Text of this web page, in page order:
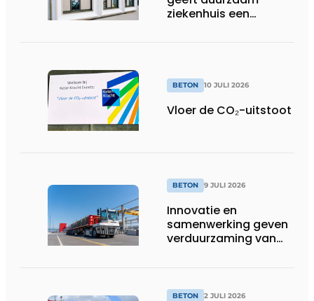
ziekenhuis een
BETON 10 JULI 2026
Vloer de CO₂-uitstoot
BETON 9 JULI 2026
Innovatie en
samenwerking geven
verduurzaming van
BETON 2 JULI 2026